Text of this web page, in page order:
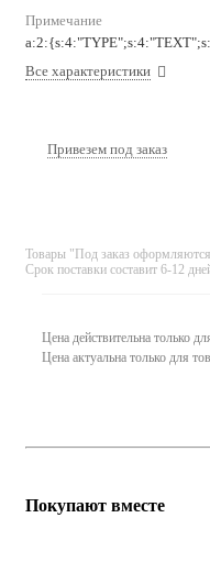
Примечание
Все характеристики
Привезем под заказ
Товары "Под заказ оформляются
Срок поставки составит 6-12
Цена действительна только
Цена актуальна только для
Покупают вместе